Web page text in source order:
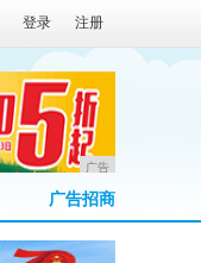
登录 注册
广告
广告招商